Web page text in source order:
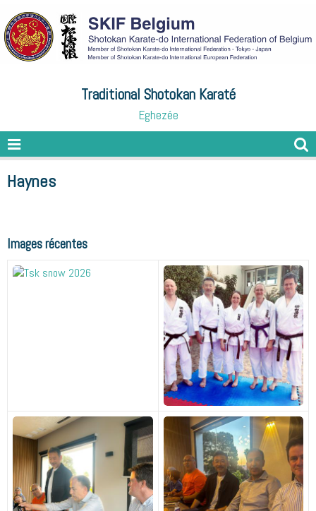
Traditional Shotokan Karaté
Eghezée
Haynes
Images récentes